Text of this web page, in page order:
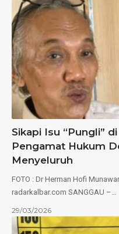
Sikapi Isu “Pungli”
Pengamat Hukum
Menyeluruh
FOTO : Dr Herman Hofi
radarkalbar.com SANGGAU –…
29/03/2026